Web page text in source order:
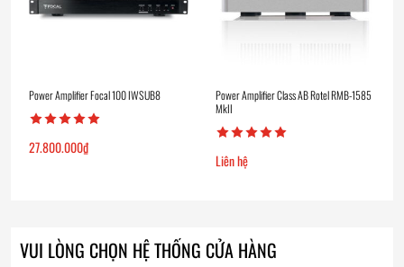
Power Amplifier Focal 100 IWSUB8
27.800.000₫
Power Amplifier Class AB Rotel RMB-1585
MkII
Liên hệ
VUI LÒNG CHỌN HỆ THỐNG CỬA HÀNG